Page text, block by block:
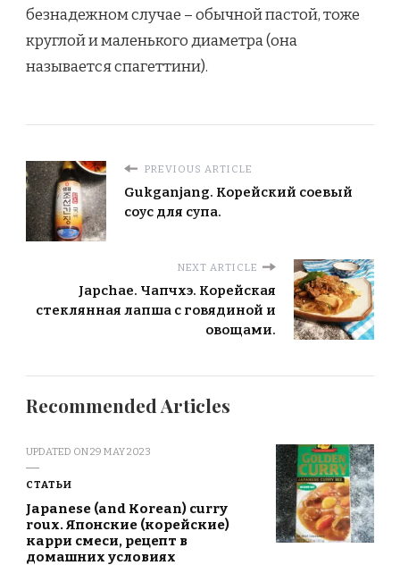
безнадежном случае – обычной пастой, тоже
круглой и маленького диаметра (она
называется спагеттини).
PREVIOUS ARTICLE
Gukganjang. Корейский соевый
соус для супа.
NEXT ARTICLE
Japchae. Чапчхэ. Корейская
стеклянная лапша с говядиной и
овощами.
Recommended Articles
UPDATED ON29 MAY 2023
СТАТЬИ
Japanese (and Korean) curry
roux. Японские (корейские)
карри смеси, рецепт в
домашних условиях